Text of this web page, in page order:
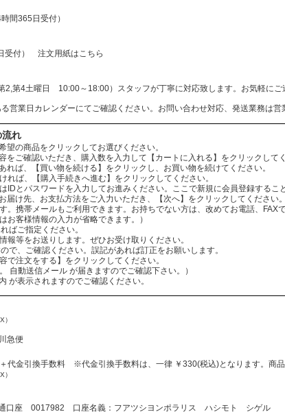
時間365日受付）
付）
注文用紙はこちら
2,第4土曜日 10:00～18:00）スタッフが丁寧に対応致します。お気軽にご
営業日カレンダーにてご確認ください。お問い合わせ対応、発送業務は営
流れ
の商品をクリックしてお選びください。
をご確認いただき、購入数を入力して【カートに入れる】をクリックしてく
れば、【買い物を続ける】をクリックし、お買い物を続けてください。
【購入手続きへ進む】をクリックしてください。
スワードを入力してお進みください。ここで新規に会員登録すること
届け先、お支払方法をご入力いただき、【次へ】をクリックしてください。
メールもご利用できます。お持ちでない方は、改めてお電話、FAXで
様情報の入力が省略できます。）
ばご指定ください。
お送りします。ぜひお受け取りください。
で、ご確認ください。誤記があれば訂正をお願いします。
をする】をクリックしてください。
送信メール が届きますのでご確認下さい。）
が表示されますのでご確認ください。
）
急便
代金引換手数料 ※代金引換手数料は、一律 ￥330(税込)となります。商品
）
座 0017982 口座名義：フアツシヨンポラリス ハシモト シゲル